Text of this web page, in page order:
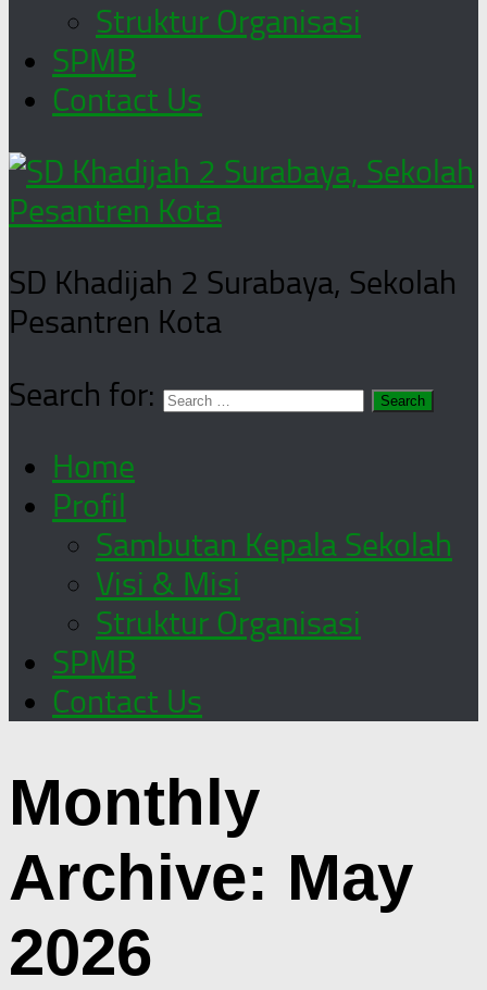
Struktur Organisasi
SPMB
Contact Us
SD Khadijah 2 Surabaya, Sekolah
Pesantren Kota
Search for:
Home
Profil
Sambutan Kepala Sekolah
Visi & Misi
Struktur Organisasi
SPMB
Contact Us
Monthly
Archive: May
2026